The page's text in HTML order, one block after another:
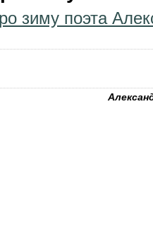
зиму поэта